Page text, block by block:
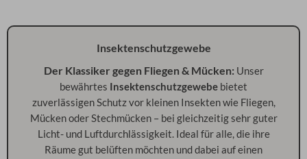
Insektenschutzgewebe
Der Klassiker gegen Fliegen & Mücken: Unser
bewährtes Insektenschutzgewebe bietet
zuverlässigen Schutz vor kleinen Insekten wie Fliegen,
Mücken oder Stechmücken – bei gleichzeitig sehr guter
Licht- und Luftdurchlässigkeit. Ideal für alle, die ihre
Räume gut belüften möchten und dabei auf einen